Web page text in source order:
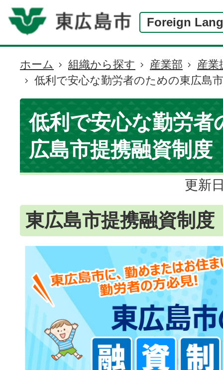
Foreign
現
在
の
置
ホーム 組織から探す 産業部
産業
低利で安心な勤労者のための東広島
低利で安心な勤労者
広島市提携融資制度
更新
東広島市提携融資制度